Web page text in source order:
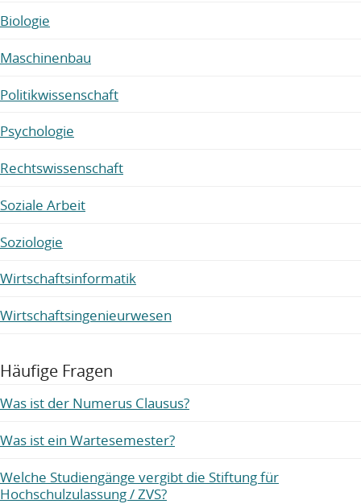
Biologie
Maschinenbau
Politikwissenschaft
Psychologie
Rechtswissenschaft
Soziale Arbeit
Soziologie
Wirtschaftsinformatik
Wirtschaftsingenieurwesen
Häufige Fragen
Was ist der Numerus Clausus?
Was ist ein Wartesemester?
Welche Studiengänge vergibt die Stiftung für
Hochschulzulassung / ZVS?